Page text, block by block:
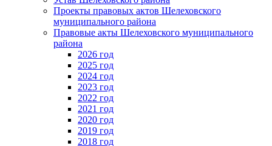
Проекты правовых актов Шелеховского
муниципального района
Правовые акты Шелеховского муниципального
района
2026 год
2025 год
2024 год
2023 год
2022 год
2021 год
2020 год
2019 год
2018 год